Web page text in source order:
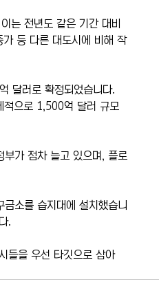
는 전년도 같은 기간 대비
등 다른 대도시에 비해 작
달러로 확정되었습니다.
적으로 1,500억 달러 규모
가 점차 늘고 있으며, 플로
소를 습지대에 설치했습니
.
들을 우선 타깃으로 삼아